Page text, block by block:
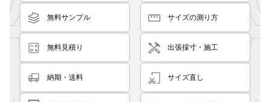
無料サンプル サイズの測り方
無料見積り 出張採寸・施工
納期・送料 サイズ直し